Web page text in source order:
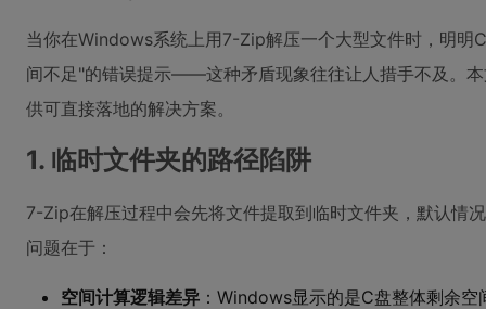
当你在Windows系统上用7-Zip解压一个大型文件时，明明
间不足"的错误提示——这种矛盾现象往往让人措手不及。
供可直接落地的解决方案。
1. 临时文件夹的路径陷阱
7-Zip在解压过程中会先将文件提取到临时文件夹，默认情
问题在于：
空间计算逻辑差异 ：Windows显示的是C盘整体剩余